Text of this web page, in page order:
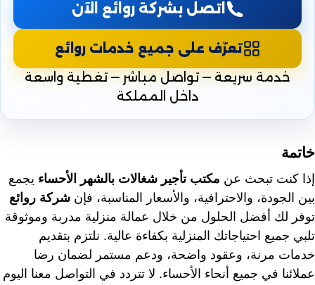
اتصل بشركة روائع الآن
تعرّف على جميع خدمات روائع
خدمة سريعة — تواصل مباشر — تغطية واسعة
داخل المملكة
خاتمة
إذا كنت تبحث عن مكتب تأجير شغالات بالشهر الأحساء يجمع
بين الجودة، والاحترافية، والأسعار المناسبة، فإن شركة روائع
توفر لك أفضل الحلول من خلال عمالة منزلية مدربة وموثوقة
تلبي جميع احتياجاتك المنزلية بكفاءة عالية. نلتزم بتقديم
خدمات مرنة، وعقود واضحة، ودعم مستمر لضمان رضا
عملائنا في جميع أنحاء الأحساء. لا تتردد في التواصل معنا اليوم